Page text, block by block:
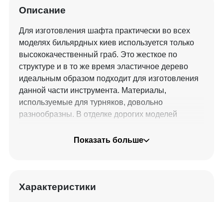
Описание
Для изготовления шафта практически во всех
моделях бильярдных киев используется только
высококачественный граб. Это жесткое по
структуре и в то же время эластичное дерево
идеальным образом подходит для изготовления
данной части инструмента. Материалы,
используемые для турняков, довольно
разнообразны. В отделке дорогих моделей
палисандр, венге и эбен. Для серийных моделей
замки из прочного полимерного материала –
Показать больше
Характеристики